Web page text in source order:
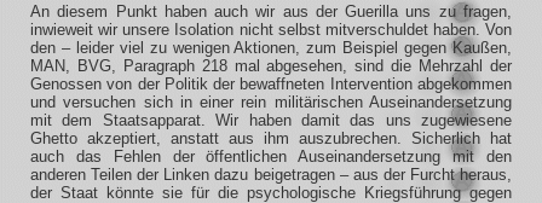
An diesem Punkt haben auch wir aus der Guerilla uns zu fragen,
inwieweit wir unsere Isolation nicht selbst mitverschuldet haben. Von
den – leider viel zu wenigen Aktionen, zum Beispiel gegen Kaußen,
MAN, BVG, Paragraph 218 mal abgesehen, sind die Mehrzahl der
Genossen von der Politik der bewaffneten Intervention abgekommen
und versuchen sich in einer rein militärischen Auseinandersetzung
mit dem Staatsapparat. Wir haben damit das uns zugewiesene
Ghetto akzeptiert, anstatt aus ihm auszubrechen. Sicherlich hat
auch das Fehlen der öffentlichen Auseinandersetzung mit den
anderen Teilen der Linken dazu beigetragen – aus der Furcht heraus,
der Staat könnte sie für die psychologische Kriegsführung gegen